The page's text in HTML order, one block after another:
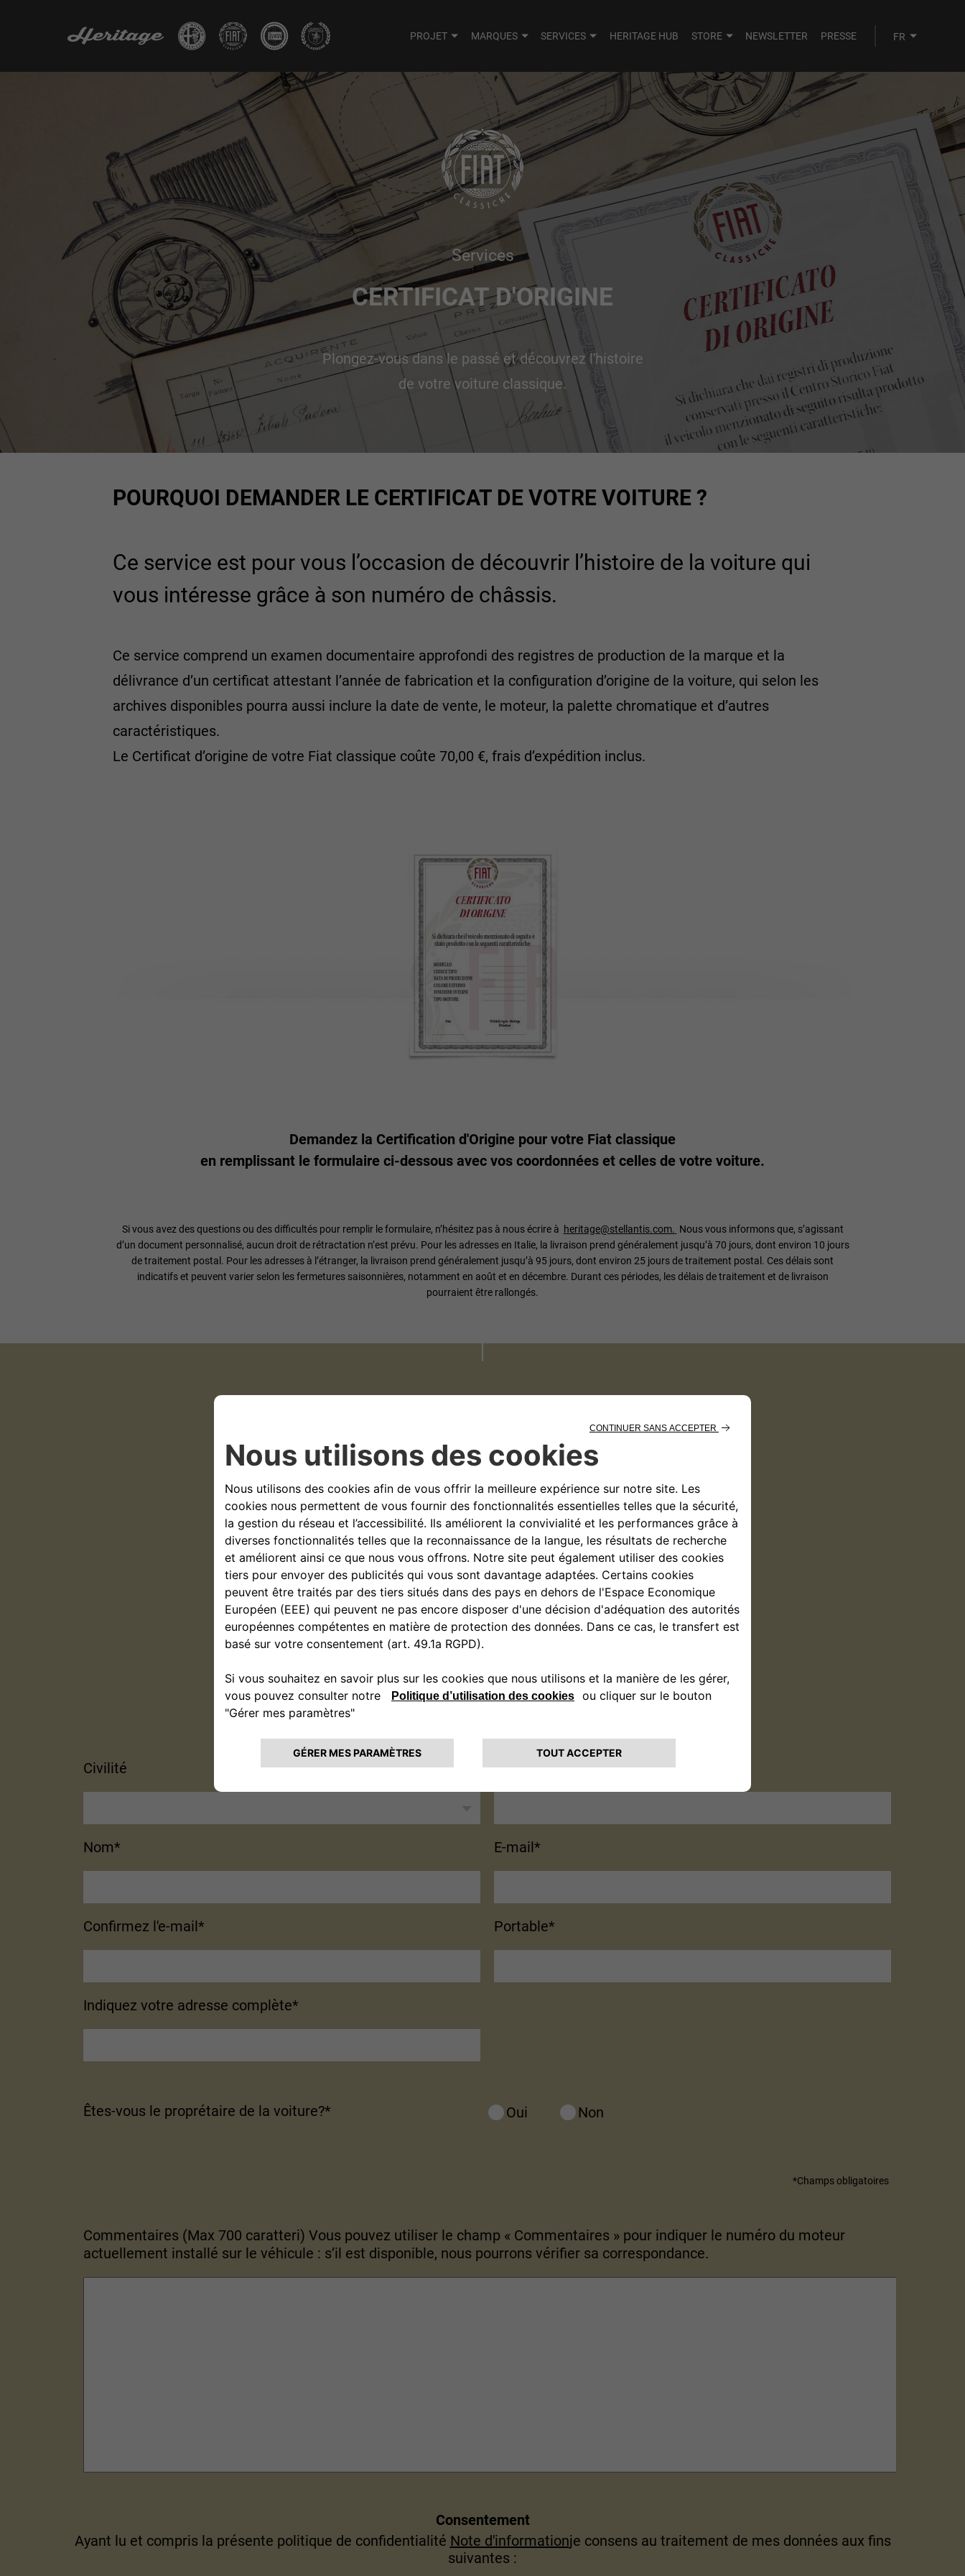
PROJET MARQUES SERVICES HERITAGE HUB STORE NEWSLETTER PRESSE
Services
CERTIFICAT D'ORIGINE
Plongez-vous dans le passé et découvrez l'histoire
de votre voiture classique.
POURQUOI DEMANDER LE CERTIFICAT DE VOTRE VOITURE ?
Ce service est pour vous l’occasion de découvrir l’histoire de la voiture qui
vous intéresse grâce à son numéro de châssis.
Ce service comprend un examen documentaire approfondi des registres de production de la marque et la
délivrance d’un certificat attestant l’année de fabrication et la configuration d’origine de la voiture, qui selon les
archives disponibles pourra aussi inclure la date de vente, le moteur, la palette chromatique et d’autres
caractéristiques.
Le Certificat d’origine de votre Fiat classique coûte 70,00 €, frais d’expédition inclus.
Demandez la Certification d'Origine pour votre Fiat classique
en remplissant le formulaire ci-dessous avec vos coordonnées et celles de votre voiture.
Si vous avez des questions ou des difficultés pour remplir le formulaire, n’hésitez pas à nous écrire à heritage@stellantis.com. Nous vous informons que, s’agissant
d’un document personnalisé, aucun droit de rétractation n’est prévu. Pour les adresses en Italie, la livraison prend généralement jusqu’à 70 jours, dont environ 10 jours
de traitement postal. Pour les adresses à l’étranger, la livraison prend généralement jusqu’à 95 jours, dont environ 25 jours de traitement postal. Ces délais sont
indicatifs et peuvent varier selon les fermetures saisonnières, notamment en août et en décembre. Durant ces périodes, les délais de traitement et de livraison
pourraient être rallongés.
France
Vin/Châssis*
Modèle
Civilité Prénom*
Nom* E-mail*
Confirmez l'e-mail* Portable*
Indiquez votre adresse complète*
Êtes-vous le proprétaire de la voiture?* Oui Non
Champs obligatoires
Commentaires (Max 700 caratteri) Vous pouvez utiliser le champ « Commentaires » pour indiquer le numéro du moteur
actuellement installé sur le véhicule : s’il est disponible, nous pourrons vérifier sa correspondance.
Consentement
Ayant lu et compris la présente politique de confidentialité Note d'informationje consens au traitement de mes données aux fins
suivantes :